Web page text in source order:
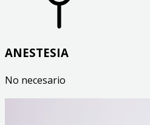
ANESTESIA
No necesario